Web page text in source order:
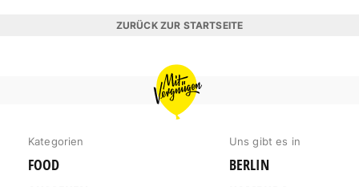
ZURÜCK ZUR STARTSEITE
MIT
VERGNÜGEN
BERLIN
Kategorien
FOOD
Uns gibt es in
BERLIN